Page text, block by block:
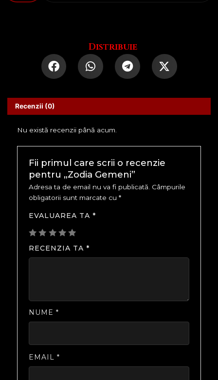
Gemeni
Distribuie
Recenzii (0)
Nu există recenzii până acum.
Fii primul care scrii o recenzie
pentru „Zodia Gemeni”
Adresa ta de email nu va fi publicată. Câmpurile
obligatorii sunt marcate cu *
EVALUAREA TA *
RECENZIA TA *
NUME *
EMAIL *